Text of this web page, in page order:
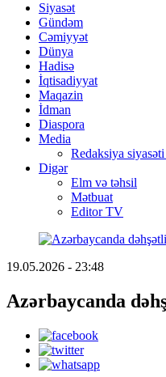
Siyasət
Gündəm
Cəmiyyət
Dünya
Hadisə
İqtisadiyyat
Maqazin
İdman
Diaspora
Media
Redaksiya siyasəti
Digər
Elm və təhsil
Mətbuat
Editor TV
19.05.2026 - 23:48
Azərbaycanda